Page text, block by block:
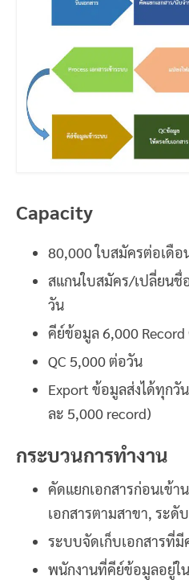
Capacity
80,000 ใบสมัครต่อเดือ
สแกนใบสมัคร/เปลี่ยนชื่
วัน
คีย์ข้อมูล 6,000
QC 5,000 ต่อวัน
Export ข้อมูลส่งได้ทุก
ละ 5,000 record)
กระบวนการทำงาน
คัดแยกเอกสารก่อนเข้า
เอกสารตามสาขา, ระดั
ระบบจัดเก็บเอกสารที่
พนักงานที่คีย์ข้อมูลอยู่ใ